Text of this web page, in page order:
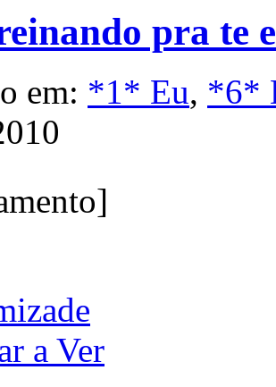
pra te
em: *1* Eu, *6*
a Ver